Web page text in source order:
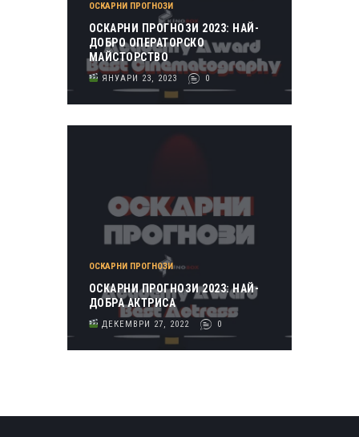
ОСКАРНИ ПРОГНОЗИ
ОСКАРНИ ПРОГНОЗИ 2023: НАЙ-
ДОБРО ОПЕРАТОРСКО
МАЙСТОРСТВО
ЯНУАРИ 23, 2023 0
ОСКАРНИ ПРОГНОЗИ
OСКАРНИ ПРОГНОЗИ 2023: НАЙ-
ДОБРА АКТРИСА
ДЕКЕМВРИ 27, 2022 0